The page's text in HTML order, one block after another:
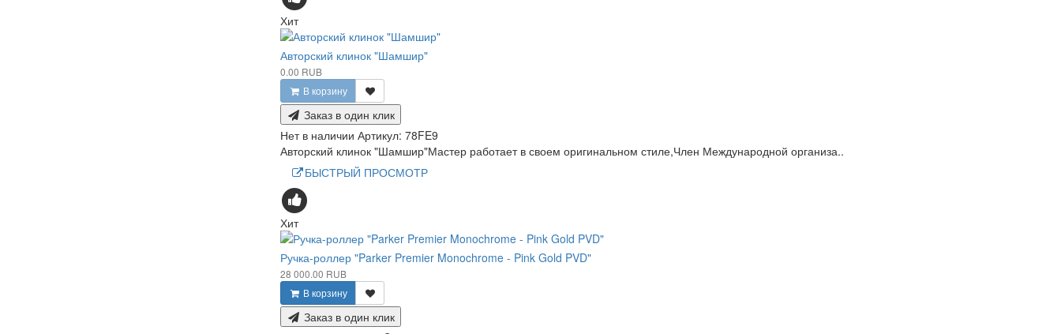
Хит
Авторский клинок "Шамшир"
0.00 RUB
В корзину
Заказ в один клик
Нет в наличии Артикул: 78FE9
Авторский клинок "Шамшир"Мастер работает в своем оригинальном стиле,Член Международной организа..
БЫСТРЫЙ ПРОСМОТР
Хит
Ручка-роллер "Parker Premier Monochrome - Pink Gold PVD"
28 000.00 RUB
В корзину
Заказ в один клик